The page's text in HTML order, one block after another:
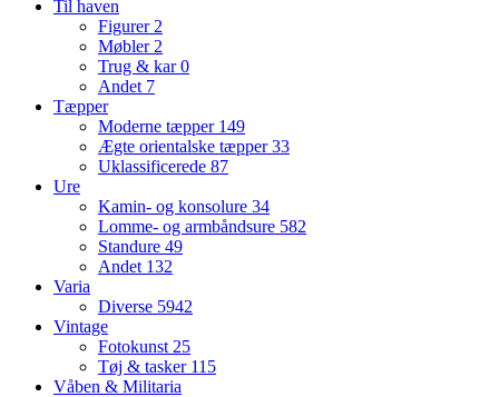
Til haven
Figurer2
Møbler2
Trug & kar0
Andet 7
Tæpper
Moderne tæpper 149
Ægte orientalske tæpper33
Uklassificerede 87
Ure
Kamin- og konsolure 34
Lomme- og armbåndsure 582
Standure 49
Andet 132
Varia
Diverse 5942
Vintage
Fotokunst25
Tøj & tasker 115
Våben & Militaria